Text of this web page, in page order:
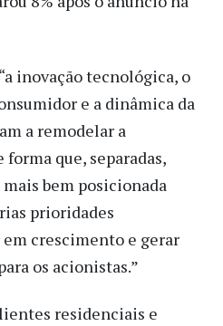
inovação tecnológica, o
e a dinâmica da
a remodelar a
que, separadas,
mais bem posicionada
prioridades
crescimento e gerar
os acionistas.”
residenciais e